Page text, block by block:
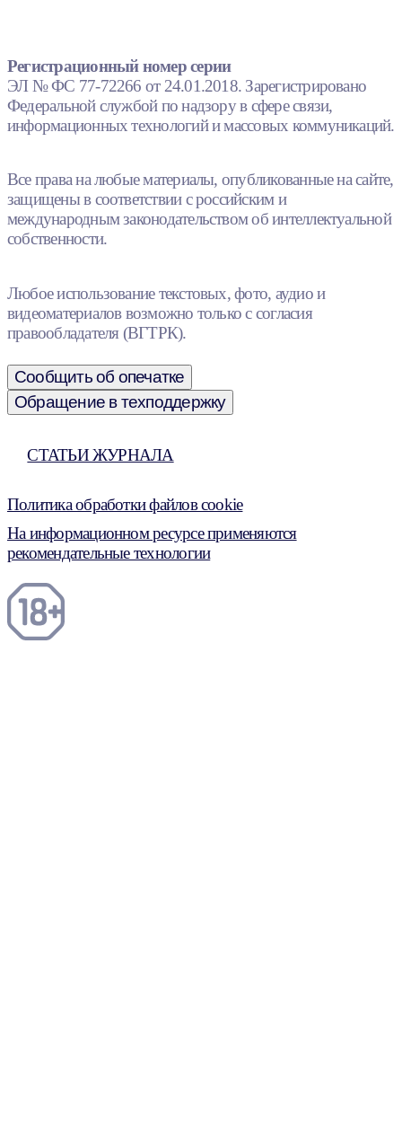
Регистрационный номер серии
ЭЛ № ФС 77-72266 от 24.01.2018. Зарегистрировано
Федеральной службой по надзору в сфере связи,
информационных технологий и массовых коммуникаций.
Все права на любые материалы, опубликованные на сайте,
защищены в соответствии с российским и
международным законодательством об интеллектуальной
собственности.
Любое использование текстовых, фото, аудио и
видеоматериалов возможно только с согласия
правообладателя (ВГТРК).
Сообщить об опечатке
Обращение в техподдержку
СТАТЬИ ЖУРНАЛА
Политика обработки файлов cookie
На информационном ресурсе применяются
рекомендательные технологии